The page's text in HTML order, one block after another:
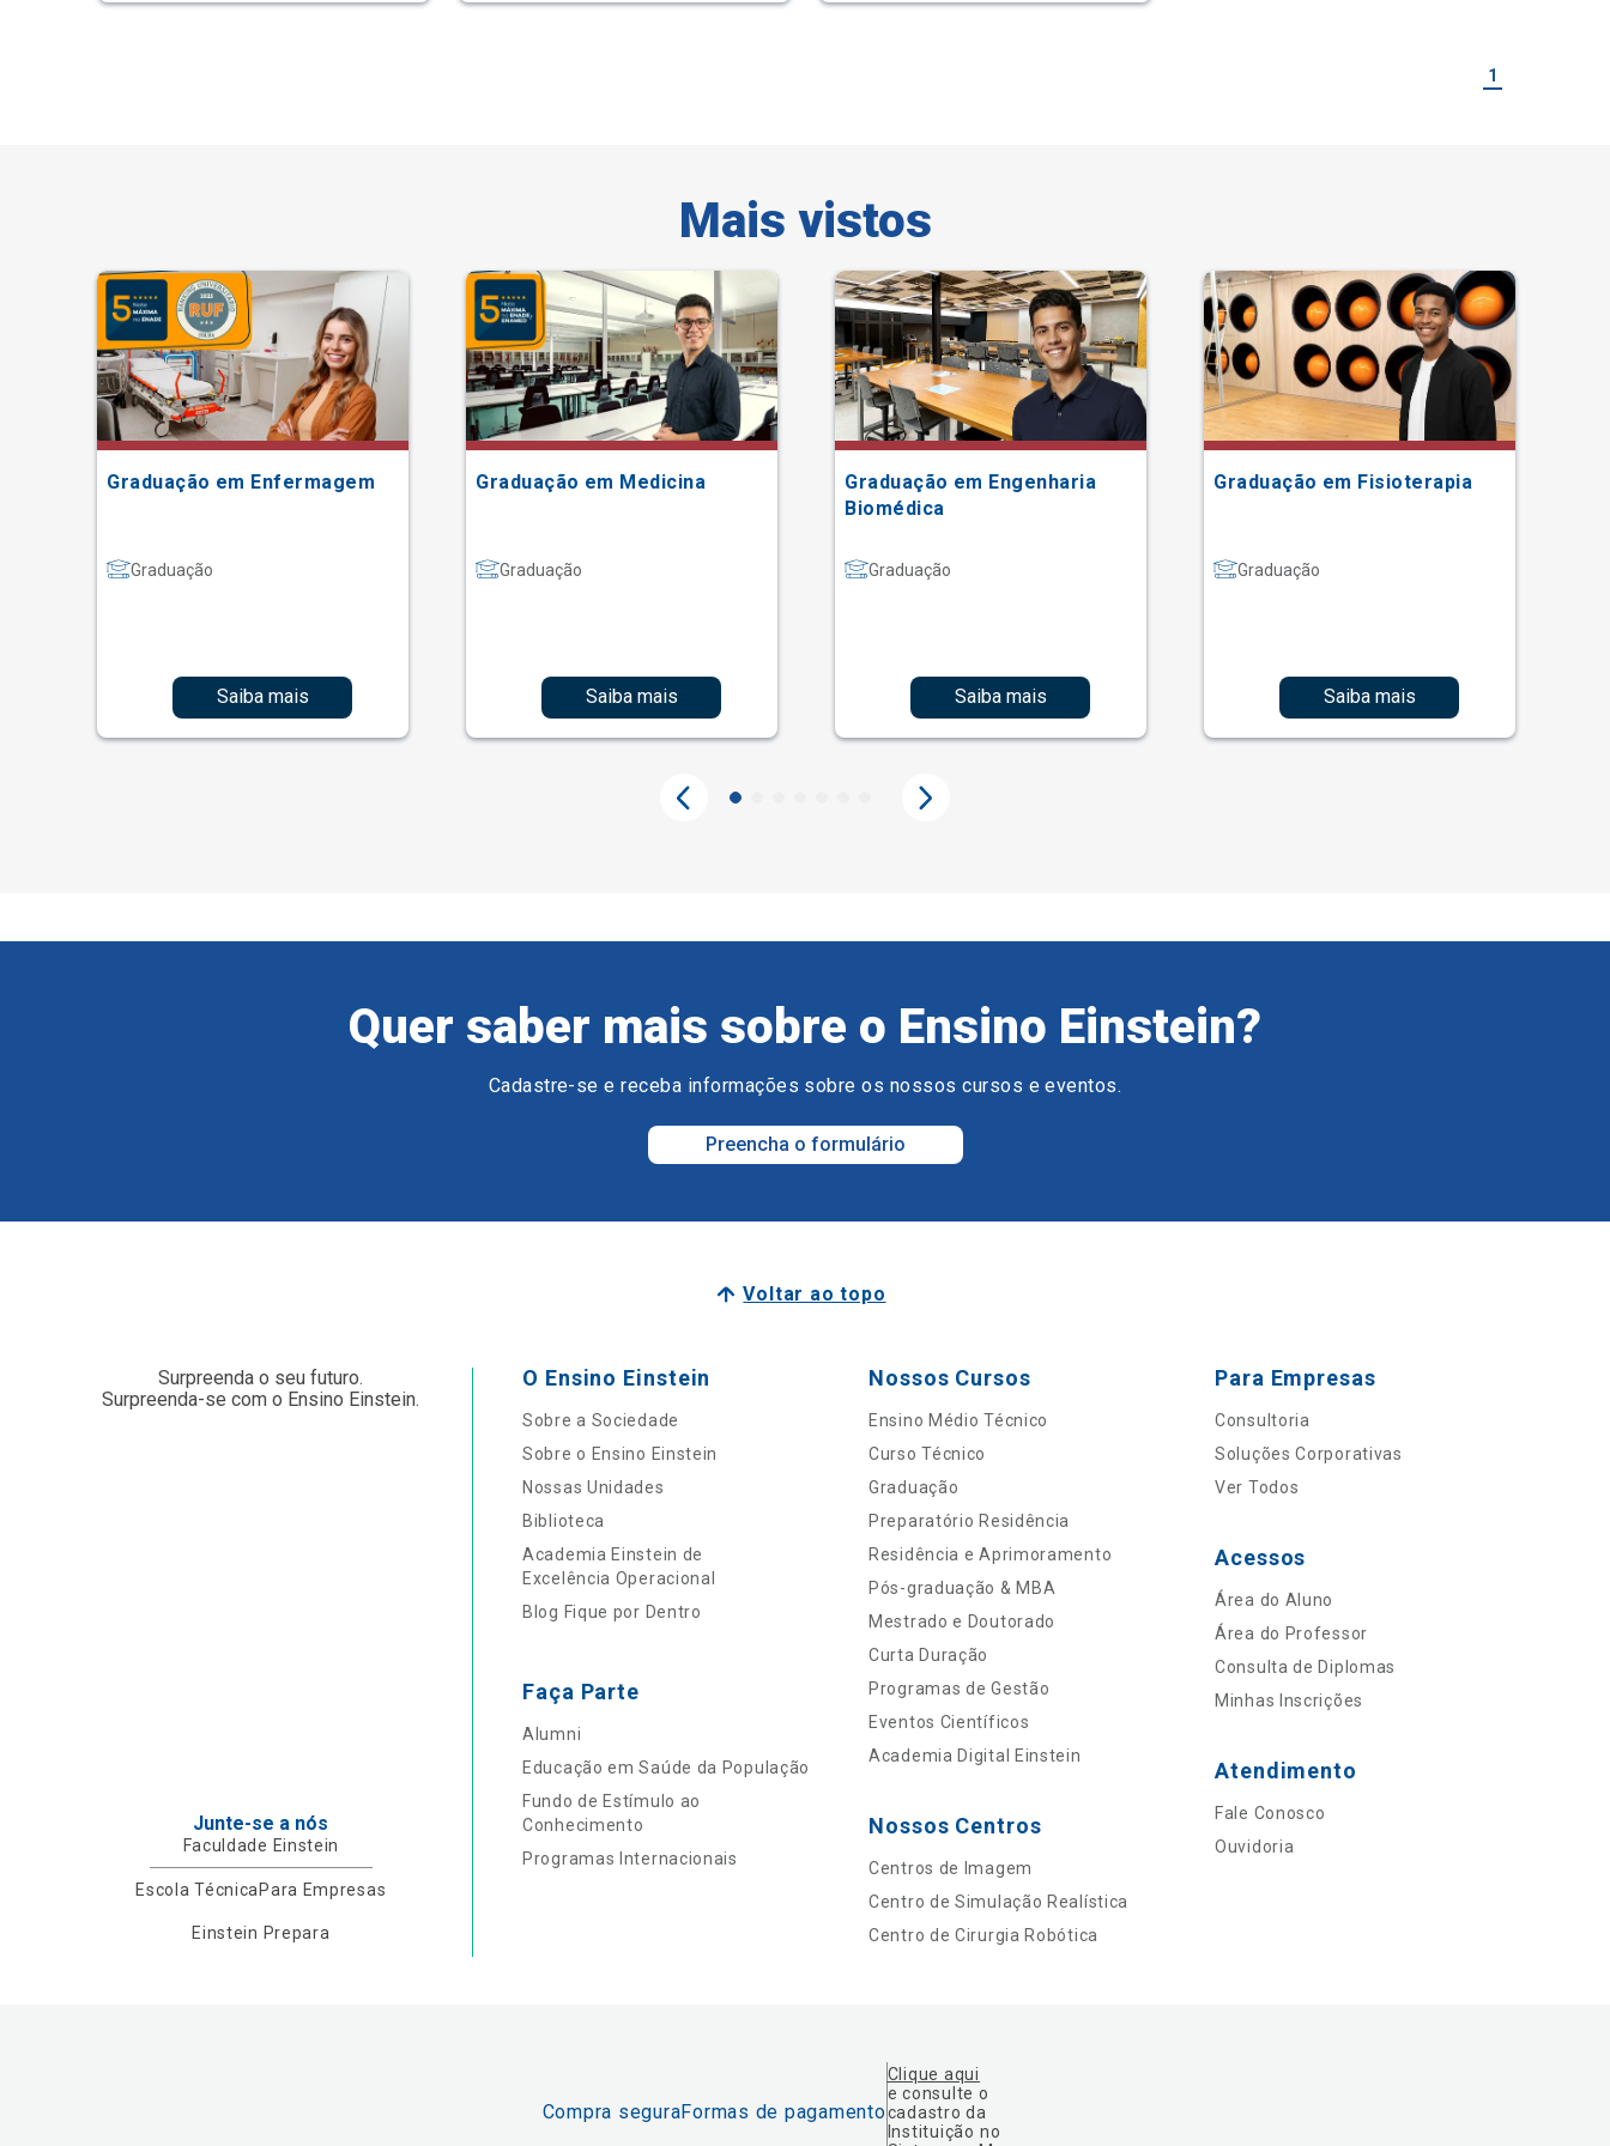
1
Mais vistos
Graduação em Enfermagem
Graduação
Saiba mais
Graduação em Medicina
Graduação
Saiba mais
Graduação em Engenharia
Biomédica
Graduação
Saiba mais
Graduação em Fisioterapia
Graduação
Saiba mais
Quer saber mais sobre o Ensino Einstein?
Cadastre-se e receba informações sobre os nossos cursos e eventos.
Preencha o formulário
Voltar ao topo
Surpreenda o seu futuro.
Surpreenda-se com o Ensino Einstein.
Junte-se a nós
Faculdade Einstein
Escola Técnica Para Empresas
Einstein Prepara
O Ensino Einstein
Sobre a Sociedade
Sobre o Ensino Einstein
Nossas Unidades
Biblioteca
Academia Einstein de
Excelência Operacional
Blog Fique por Dentro
Faça Parte
Alumni
Educação em Saúde da População
Fundo de Estímulo ao
Conhecimento
Programas Internacionais
Nossos Cursos
Ensino Médio Técnico
Curso Técnico
Graduação
Preparatório Residência
Residência e Aprimoramento
Pós-graduação & MBA
Mestrado e Doutorado
Curta Duração
Programas de Gestão
Eventos Científicos
Academia Digital Einstein
Nossos Centros
Centros de Imagem
Centro de Simulação Realística
Centro de Cirurgia Robótica
Para Empresas
Consultoria
Soluções Corporativas
Ver Todos
Acessos
Área do Aluno
Área do Professor
Consulta de Diplomas
Minhas Inscrições
Atendimento
Fale Conosco
Ouvidoria
Compra seguraFormas de pagamento
Clique aqui
e consulte o
cadastro da
Instituição no